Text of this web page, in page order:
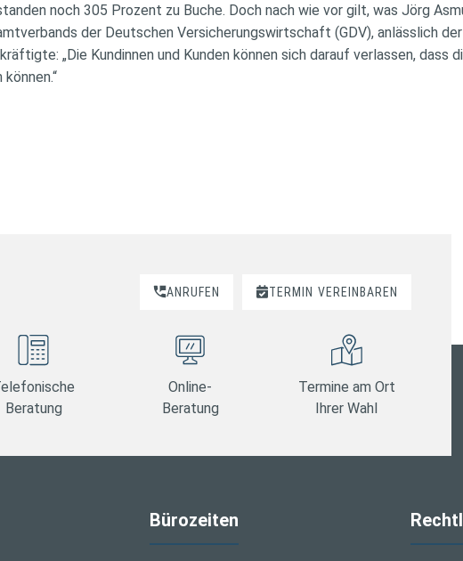
noch 305 Prozent zu Buche. Doch nach wie vor gilt, was Jörg
der Deutschen Versicherungswirtschaft (GDV), anlässlich
„Die Kundinnen und Kunden können sich darauf verlassen, dass
ANRUFEN TERMIN VEREINBAREN
Beratung
Online-
Beratung
Termine am Ort
Ihrer Wahl
Bürozeiten